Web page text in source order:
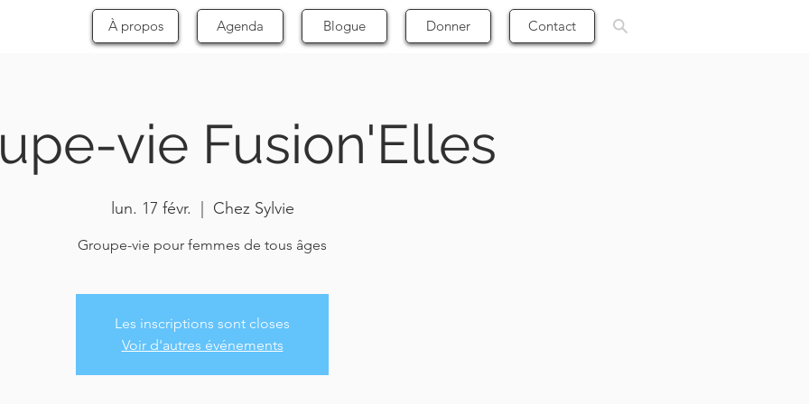
À propos Agenda Blogue Donner Contact
vie Fusion'Elles
lun. 17 févr. Chez Sylvie
Groupe-vie pour femmes de tous âges
Les inscriptions sont closes
Voir d'autres événements